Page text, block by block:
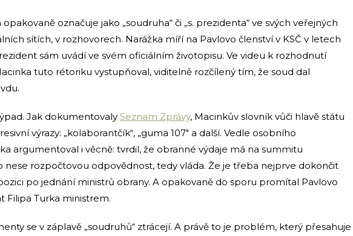
označuje jako „soudruha“ či „s. prezidenta“ ve svých veřejných
sítích, v rozhovorech. Narážka míří na Pavlovo členství v KSČ v letech
sám uvádí ve svém oficiálním životopisu. Ve videu k rozhodnutí
tuto rétoriku vystupňoval, viditelně rozčílený tím, že soud dal
Jak dokumentovaly Seznam Zprávy, Macinkův slovník vůči hlavě státu
výrazy: „kolaborantčík“, „guma 107″ a další. Vedle osobního
argumentoval i věcně: tvrdil, že obranné výdaje má na summitu
nese rozpočtovou odpovědnost, tedy vláda. Že je třeba nejprve dokončit
po jednání ministrů obrany. A opakovaně do sporu promítal Pavlovo
Filipa Turka ministrem.
se v záplavě „soudruhů“ ztrácejí. A právě to je problém, který přesahuje